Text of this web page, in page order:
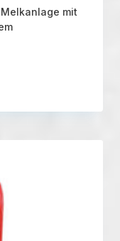
mit